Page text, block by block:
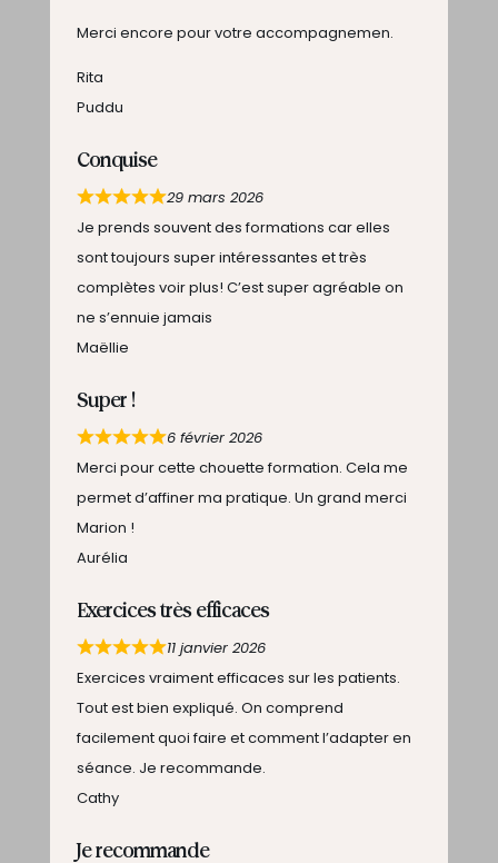
Merci encore pour votre accompagnemen.
Rita
Puddu
Conquise
29 mars 2026
Je prends souvent des formations car elles
sont toujours super intéressantes et très
complètes voir plus! C’est super agréable on
ne s’ennuie jamais
Maëllie
Super !
6 février 2026
Merci pour cette chouette formation. Cela me
permet d’affiner ma pratique. Un grand merci
Marion !
Aurélia
Exercices très efficaces
11 janvier 2026
Exercices vraiment efficaces sur les patients.
Tout est bien expliqué. On comprend
facilement quoi faire et comment l’adapter en
séance. Je recommande.
Cathy
Je recommande